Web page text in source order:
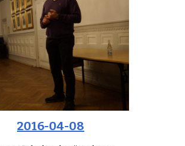
2016-04-08